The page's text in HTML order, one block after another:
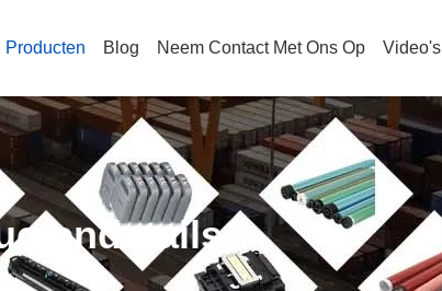
Producten Blog Neem Contact Met Ons Op Video's